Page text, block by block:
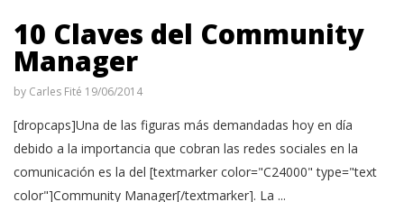
10 Claves del Community
Manager
by Carles Fité 19/06/2014
[dropcaps]Una de las figuras más demandadas hoy en día
debido a la importancia que cobran las redes sociales en la
comunicación es la del [textmarker color="C24000" type="text
color"]Community Manager[/textmarker]. La ...